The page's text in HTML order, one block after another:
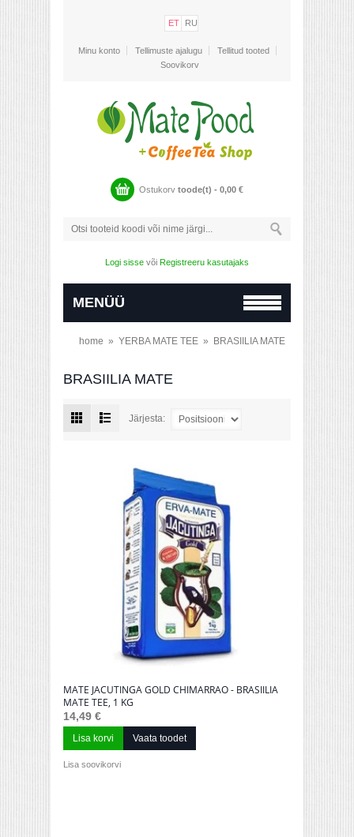
ET RU
Minu konto Tellimuste ajalugu
Tellitud tooted
Soovikorv
Ostukorv toode(t) - 0,00 €
Logi sisse või Registreeru kasutajaks
MENÜÜ
home » YERBA MATE TEE » BRASIILIA MATE
BRASIILIA MATE
Järjesta:
MATE JACUTINGA GOLD CHIMARRAO - BRASIILIA
MATE TEE, 1 KG
14,49 €
Lisa korvi Vaata toodet
Lisa soovikorvi